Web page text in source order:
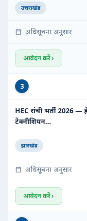
उत्तराखंड
अधिसूचना अनुसार
आवेदन करें ›
3
HEC रांची भर्ती 2026 —
टेक्नीशियन…
झारखंड
अधिसूचना अनुसार
आवेदन करें ›